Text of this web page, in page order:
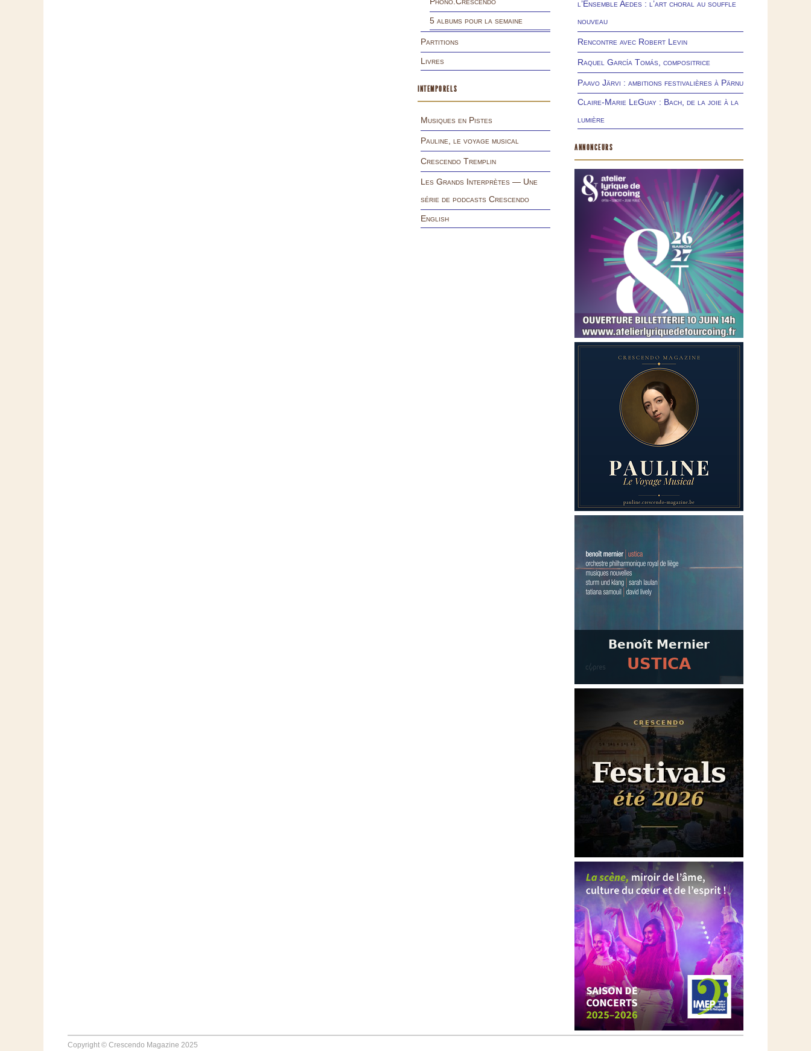
5 albums pour la semaine
Partitions
Livres
INTEMPORELS
Musiques en Pistes
Pauline, le voyage musical
Crescendo Tremplin
Les Grands Interprètes — Une
série de podcasts Crescendo
English
l’Ensemble Aedes : l’art choral au souffle
nouveau
Rencontre avec Robert Levin
Raquel García Tomás, compositrice
Paavo Järvi : ambitions festivalières à Pärnu
Claire-Marie LeGuay : Bach, de la joie à la
lumière
ANNONCEURS
Copyright © Crescendo Magazine 2025